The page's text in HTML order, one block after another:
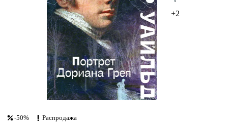
+2
-50% Распродажа